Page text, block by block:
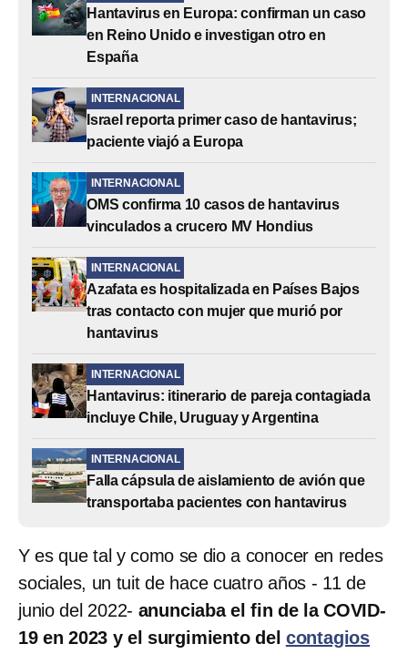
Hantavirus en Europa: confirman un caso
en Reino Unido e investigan otro en
España
INTERNACIONAL
Israel reporta primer caso de hantavirus;
paciente viajó a Europa
INTERNACIONAL
OMS confirma 10 casos de hantavirus
vinculados a crucero MV Hondius
INTERNACIONAL
Azafata es hospitalizada en Países Bajos
tras contacto con mujer que murió por
hantavirus
INTERNACIONAL
Hantavirus: itinerario de pareja contagiada
incluye Chile, Uruguay y Argentina
INTERNACIONAL
Falla cápsula de aislamiento de avión que
transportaba pacientes con hantavirus
Y es que tal y como se dio a conocer en redes
sociales, un tuit de hace cuatro años - 11 de
junio del 2022- anunciaba el fin de la COVID-
19 en 2023 y el surgimiento del contagios